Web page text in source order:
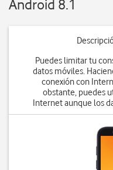
Android 8.1
Puedes limitar tu
datos móviles.
conexión con
obstante, puedes
Internet aunque los